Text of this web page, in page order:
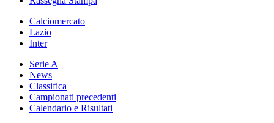
Calciomercato
Lazio
Inter
Serie A
News
Classifica
Campionati precedenti
Calendario e Risultati